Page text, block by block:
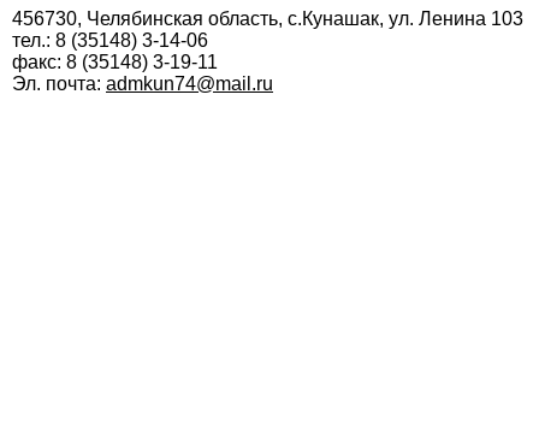
456730, Челябинская область, с.Кунашак, ул. Ленина 103
тел.: 8 (35148) 3-14-06
факс: 8 (35148) 3-19-11
Эл. почта: admkun74@mail.ru